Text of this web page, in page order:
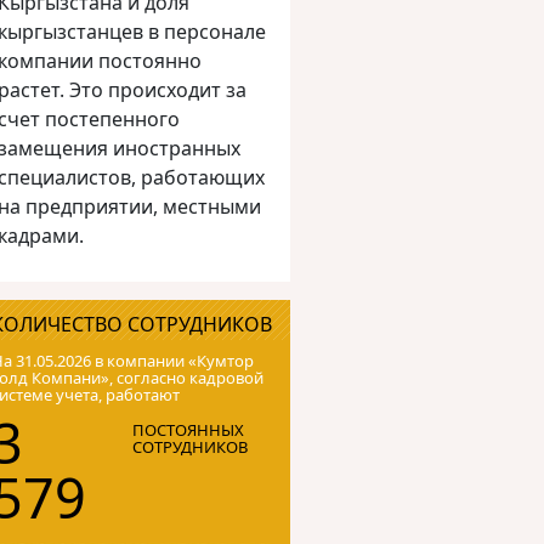
кыргызстанцев в персонале
компании постоянно
растет. Это происходит за
счет постепенного
иностранных
специалистов, работающих
на предприятии, местными
кадрами.
СОТРУДНИКОВ
31.05.2026 в компании «Кумтор
Компани», согласно кадровой
учета, работают
ПОСТОЯННЫХ
СОТРУДНИКОВ